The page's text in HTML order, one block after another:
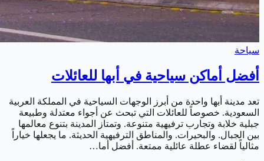
سياحة
أفضل أماكن سياحية في أبها للعائلات
تعد مدينة أبها واحدة من أبرز الوجهات السياحية في المملكة العربية
السعودية. خصوصاً للعائلات التي تبحث عن أجواء معتدلة وطبيعة
جبلية خلابة وتجارب ترفيهية متنوعة. وتمتاز المدينة بتنوع معالمها
بين الجبال. والبحيرات. والمناطق الترفيهية الحديثة. ما يجعلها خياراً
مثالياً لقضاء عطلة عائلية ممتعة. أفضل أما…